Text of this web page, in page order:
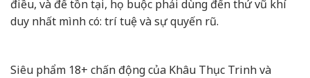
điều, và để tồn tại, họ buộc phải dùng đến thứ vũ khí
duy nhất mình có: trí tuệ và sự quyến rũ.
Siêu phẩm 18+ chấn động của Khâu Thục Trinh và